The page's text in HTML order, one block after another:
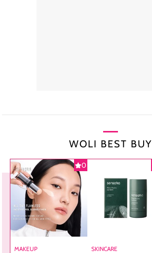
WOLI BEST BUY
0
MAKEUP SKINCARE